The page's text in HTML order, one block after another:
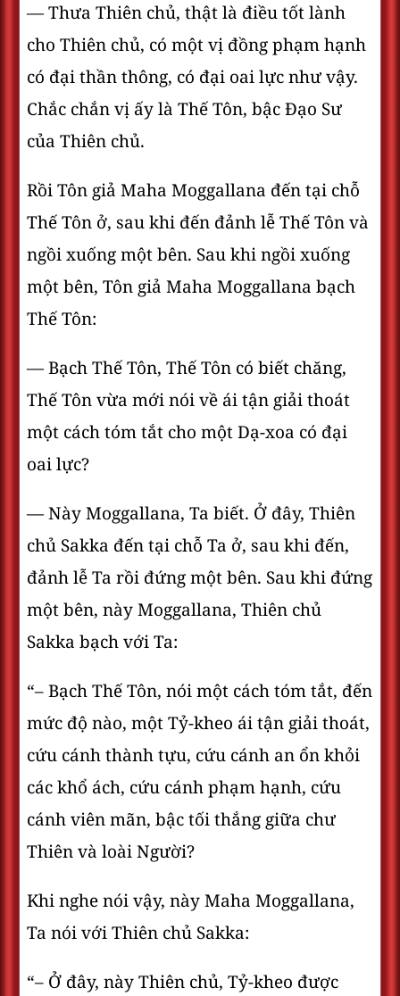
— Thưa Thiên chủ, thật là điều tốt lành
cho Thiên chủ, có một vị đồng phạm hạnh
có đại thần thông, có đại oai lực như vậy.
Chắc chắn vị ấy là Thế Tôn, bậc Ðạo Sư
của Thiên chủ.
Rồi Tôn giả Maha Moggallana đến tại chỗ
Thế Tôn ở, sau khi đến đảnh lễ Thế Tôn và
ngồi xuống một bên. Sau khi ngồi xuống
một bên, Tôn giả Maha Moggallana bạch
Thế Tôn:
— Bạch Thế Tôn, Thế Tôn có biết chăng,
Thế Tôn vừa mới nói về ái tận giải thoát
một cách tóm tắt cho một Dạ-xoa có đại
oai lực?
— Này Moggallana, Ta biết. Ở đây, Thiên
chủ Sakka đến tại chỗ Ta ở, sau khi đến,
đảnh lễ Ta rồi đứng một bên. Sau khi đứng
một bên, này Moggallana, Thiên chủ
Sakka bạch với Ta:
“– Bạch Thế Tôn, nói một cách tóm tắt, đến
mức độ nào, một Tỷ-kheo ái tận giải thoát,
cứu cánh thành tựu, cứu cánh an ổn khỏi
các khổ ách, cứu cánh phạm hạnh, cứu
cánh viên mãn, bậc tối thắng giữa chư
Thiên và loài Người?
Khi nghe nói vậy, này Maha Moggallana,
Ta nói với Thiên chủ Sakka:
“– Ở đây, này Thiên chủ, Tỷ-kheo được